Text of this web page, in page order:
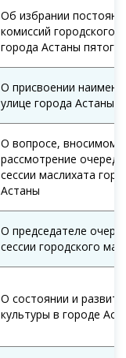
Об избрании
комиссий городского
города Астаны пятого
О присвоении
улице города Астаны
О вопросе, вносимом
рассмотрение
сессии маслихата
Астаны
О председателе
сессии городского
О состоянии и
культуры в городе